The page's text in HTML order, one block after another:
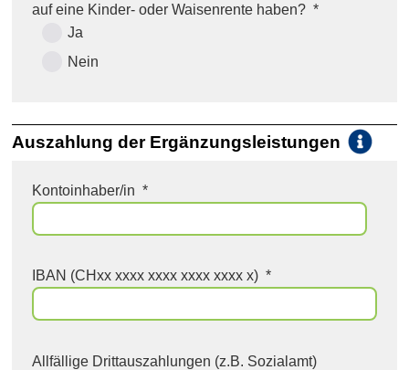
auf eine Kinder- oder Waisenrente haben? *
Ja
Nein
Auszahlung der Ergänzungsleistungen i
Kontoinhaber/in *
IBAN (CHxx xxxx xxxx xxxx xxxx x) *
Allfällige Drittauszahlungen (z.B. Sozialamt)